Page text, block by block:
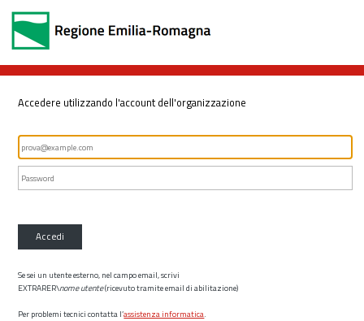
Accedere utilizzando l'account dell'organizzazione
Accedi
Se sei un utente esterno, nel campo email, scrivi
EXTRARER\nome utente(ricevuto tramite email di abilitazione)
Per problemi tecnici contatta l’assistenza informatica.